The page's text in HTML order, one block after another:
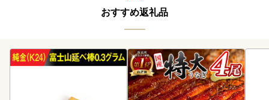
おすすめ返礼品